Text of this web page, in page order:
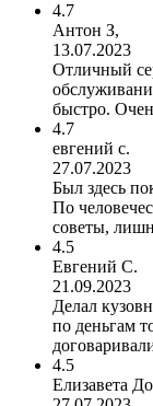
4.7
Антон З,
13.07.2023
Отличный
быстро.
4.7
евгений с.
27.07.2023
Был здесь
По
советы,
4.5
Евгений С.
21.09.2023
Делал
по деньгам
4.5
Елизавета